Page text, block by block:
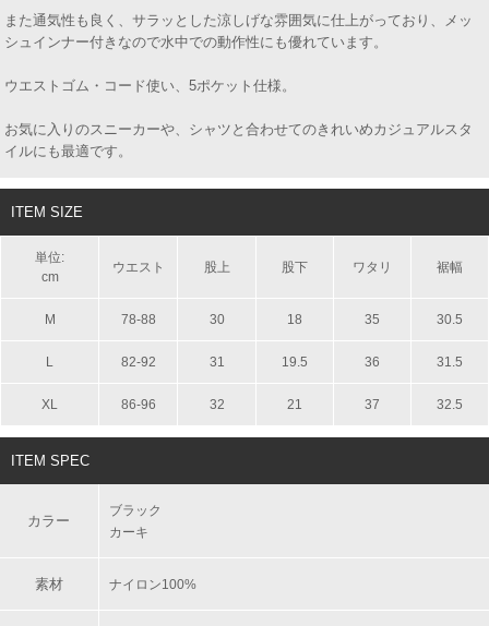
また通気性も良く、サラッとした涼しげな雰囲気に仕上がっており、メッ
シュインナー付きなので水中での動作性にも優れています。
ウエストゴム・コード使い、5ポケット仕様。
お気に入りのスニーカーや、シャツと合わせてのきれいめカジュアルスタ
イルにも最適です。
ITEM SIZE
単位:
cm
ウエスト 股上 股下 ワタリ 裾幅
M 78-88 30 18 35 30.5
L 82-92 31 19.5 36 31.5
XL 86-96 32 21 37 32.5
ITEM SPEC
カラー
ブラック
カーキ
素材 ナイロン100%